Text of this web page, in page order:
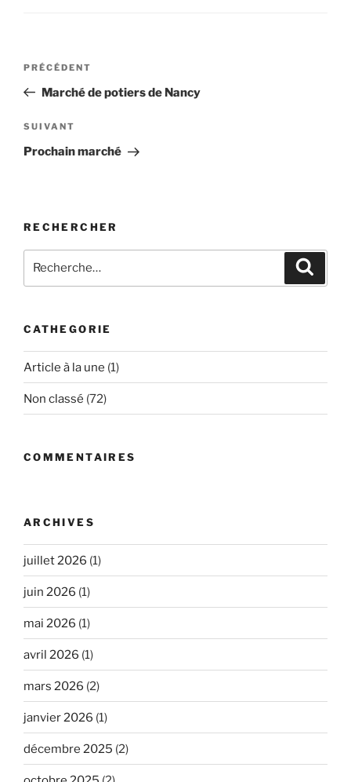
Navigation
l’article
Article
précédent
PRÉCÉDENT
Marché de potiers de Nancy
Article
suivant
SUIVANT
Prochain marché
RECHERCHER
pour
CATHEGORIE
Article à la une (1)
Non classé (72)
COMMENTAIRES
ARCHIVES
juillet 2026 (1)
juin 2026 (1)
mai 2026 (1)
avril 2026 (1)
mars 2026 (2)
janvier 2026 (1)
décembre 2025 (2)